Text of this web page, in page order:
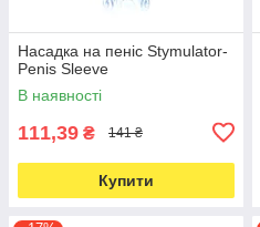
Насадка на пеніс Stymulator-
Penis Sleeve
В наявності
111,39 ₴ 141 ₴
Купити